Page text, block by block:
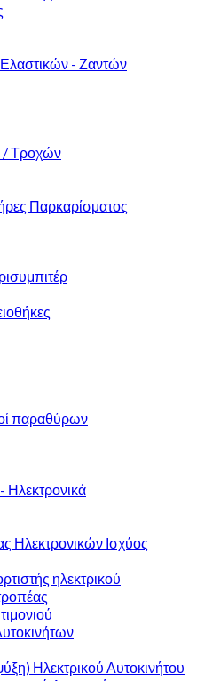
- Ζαντών
/ Τροχών
Παρκαρίσματος
παραθύρων
Ηλεκτρονικά
Ηλεκτρονικών Ισχύος
ηλεκτρικού
Ηλεκτρικού Αυτοκινήτου